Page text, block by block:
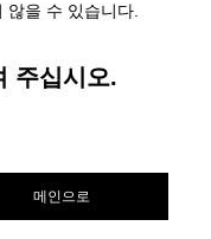
않을 수 있습니다.
주십시오.
메인으로